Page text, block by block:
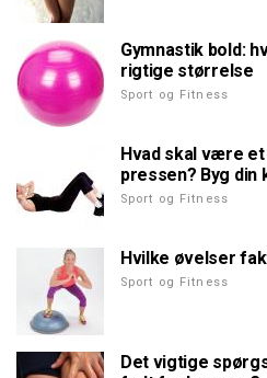
Gymnastik bold:
rigtige størrelse
Sport og Fitness
Hvad skal være
pressen? Byg din
Sport og Fitness
Hvilke øvelser
Sport og Fitness
Det vigtige